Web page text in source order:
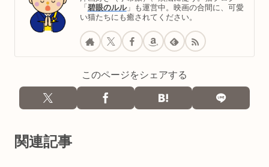
「碧眼のルル」も運営中。映画の合間に、可愛
い猫たちにも癒されてください。
このページをシェアする
関連記事